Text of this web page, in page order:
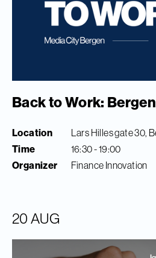
Back to Work: Bergen
Location
Time
Organizer
16:30 - 19:00
Finance Innovation
20 AUG